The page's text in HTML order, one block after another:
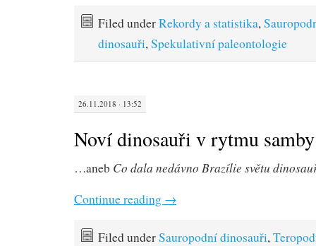
Filed underRekordy a statistika,
dinosauři,Spekulativní paleontologie
26.11.2018 · 13:52
Noví dinosauři v rytmu samby
…aneb Co dala nedávno Brazílie světu
Continue reading →
Filed underSauropodní dinosauři,